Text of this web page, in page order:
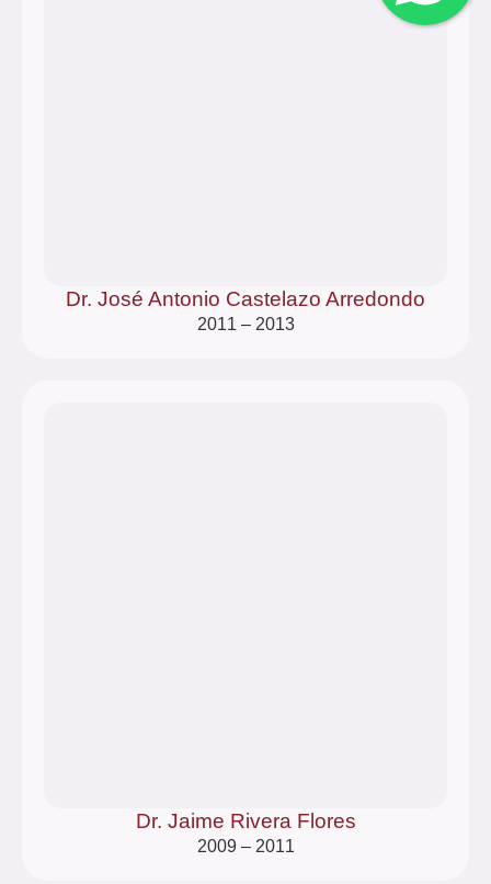
Dr. José Antonio Castelazo Arredondo
2011 – 2013
Dr. Jaime Rivera Flores
2009 – 2011